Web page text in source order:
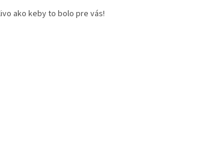
ako keby to bolo pre vás!